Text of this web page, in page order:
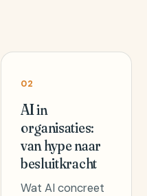
02
AI in
organisaties:
van hype naar
besluitkracht
Wat AI concreet